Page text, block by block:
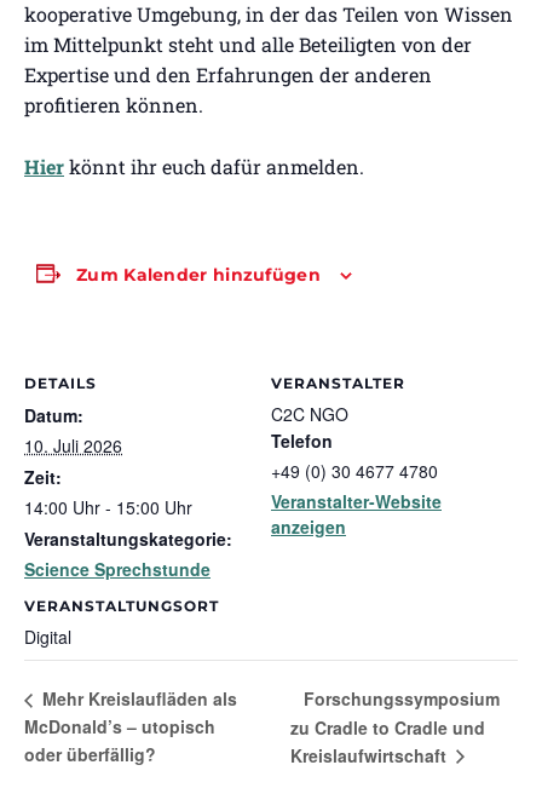
kooperative Umgebung, in der das Teilen von Wissen
im Mittelpunkt steht und alle Beteiligten von der
Expertise und den Erfahrungen der anderen
profitieren können.
Hierkönnt ihr euch dafür anmelden.
Zum Kalender hinzufügen
DETAILS
Datum:
10. Juli 2026
Zeit:
14:00 Uhr - 15:00 Uhr
Veranstaltungskategorie:
Science Sprechstunde
VERANSTALTUNGSORT
Digital
VERANSTALTER
C2C NGO
Telefon
+49 (0) 30 4677 4780
Veranstalter-Website
anzeigen
Mehr Kreislaufläden als
McDonald’s – utopisch
oder überfällig?
Forschungssymposium
zu Cradle to Cradle und
Kreislaufwirtschaft